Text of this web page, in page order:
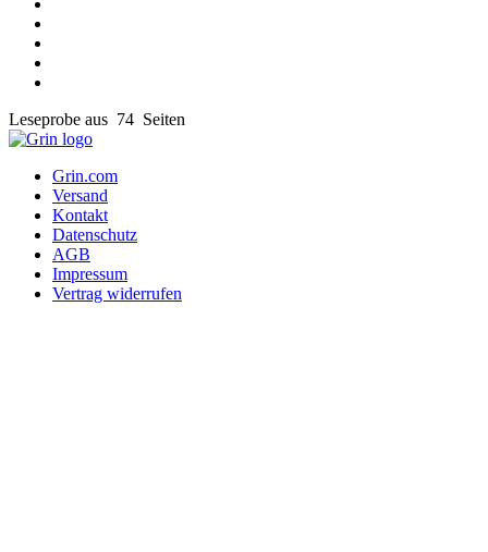
Leseprobe aus 74 Seiten
Grin.com
Versand
Kontakt
Datenschutz
AGB
Impressum
Vertrag widerrufen